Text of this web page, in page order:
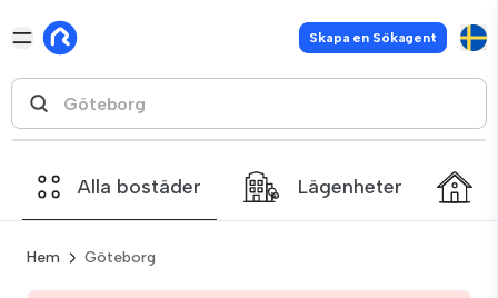
Skapa en Sökagent
Alla bostäder Lägenheter
Hem Göteborg